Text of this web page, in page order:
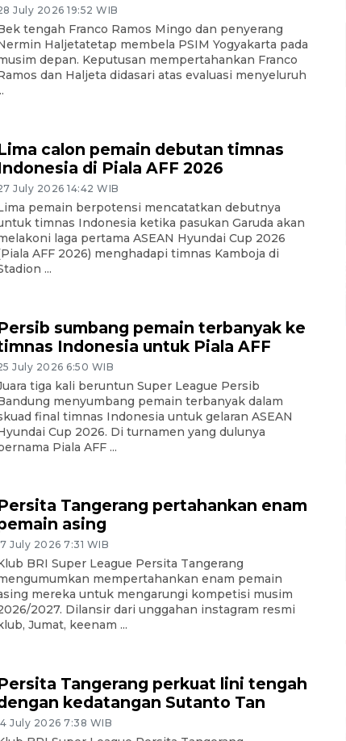
July 2026 19:52 WIB
tengah Franco Ramos Mingo dan penyerang
Haljetatetap membela PSIM Yogyakarta pada
depan. Keputusan mempertahankan Franco
dan Haljeta didasari atas evaluasi menyeluruh
calon pemain debutan timnas
di Piala AFF 2026
July 2026 14:42 WIB
pemain berpotensi mencatatkan debutnya
timnas Indonesia ketika pasukan Garuda akan
laga pertama ASEAN Hyundai Cup 2026
AFF 2026) menghadapi timnas Kamboja di
...
sumbang pemain terbanyak ke
Indonesia untuk Piala AFF
July 2026 6:50 WIB
tiga kali beruntun Super League Persib
menyumbang pemain terbanyak dalam
final timnas Indonesia untuk gelaran ASEAN
Cup 2026. Di turnamen yang dulunya
Piala AFF ...
Tangerang pertahankan enam
asing
July 2026 7:31 WIB
BRI Super League Persita Tangerang
mempertahankan enam pemain
mereka untuk mengarungi kompetisi musim
2027. Dilansir dari unggahan instagram resmi
Jumat, keenam ...
Tangerang perkuat lini tengah
kedatangan Sutanto Tan
July 2026 7:38 WIB